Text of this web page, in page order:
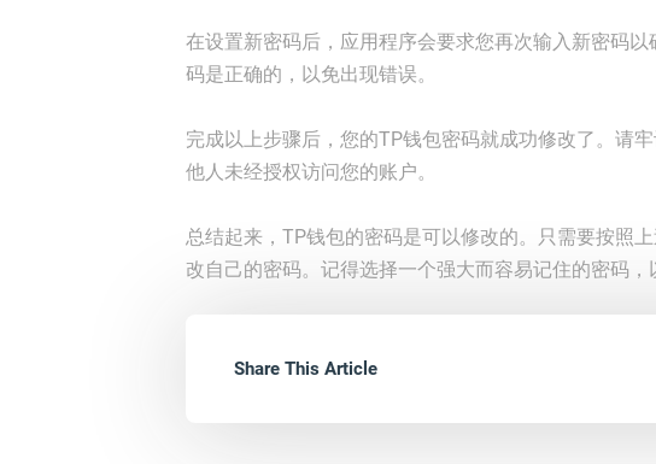
在设置新密码后，应用程序会要求您再次输入新密码
码是正确的，以免出现错误。
完成以上步骤后，您的TP钱包密码就成功修改了。请
他人未经授权访问您的账户。
总结起来，TP钱包的密码是可以修改的。只需要按照
改自己的密码。记得选择一个强大而容易记住的密码，
Share This Article